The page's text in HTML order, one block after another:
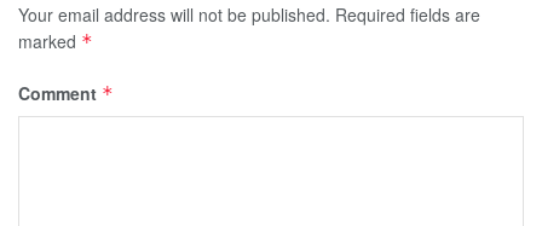
Your email address will not be published. Required fields are
marked *
Comment *